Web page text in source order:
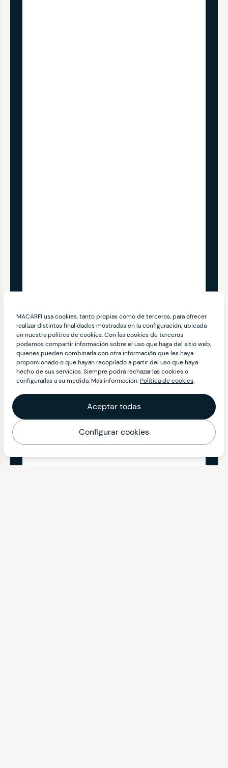
MACARFI usa cookies, tanto propias como de terceros, para ofrecer
realizar distintas finalidades mostradas en la configuración, ubicada
en nuestra política de cookies. Con las cookies de terceros
podemos compartir información sobre el uso que haga del sitio web,
quienes pueden combinarla con otra información que les haya
proporcionado o que hayan recopilado a partir del uso que haya
hecho de sus servicios. Siempre podrá rechazar las cookies o
configurarlas a su medida. Más información:Política de cookies.
Aceptar todas
Configurar cookies